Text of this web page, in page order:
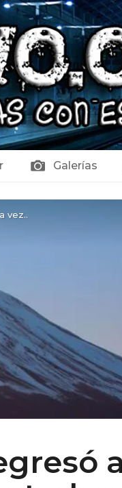
Galerías
vez..